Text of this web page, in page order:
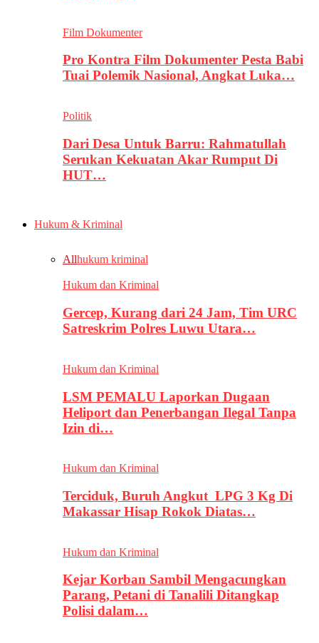
Film Dokumenter
Pro Kontra Film Dokumenter Pesta Babi
Tuai Polemik Nasional, Angkat Luka…
Politik
Dari Desa Untuk Barru: Rahmatullah
Serukan Kekuatan Akar Rumput Di
HUT…
Hukum & Kriminal
Allhukum kriminal
Hukum dan Kriminal
Gercep, Kurang dari 24 Jam, Tim URC
Satreskrim Polres Luwu Utara…
Hukum dan Kriminal
LSM PEMALU Laporkan Dugaan
Heliport dan Penerbangan Ilegal Tanpa
Izin di…
Hukum dan Kriminal
Terciduk, Buruh Angkut LPG 3 Kg Di
Makassar Hisap Rokok Diatas…
Hukum dan Kriminal
Kejar Korban Sambil Mengacungkan
Parang, Petani di Tanalili Ditangkap
Polisi dalam…